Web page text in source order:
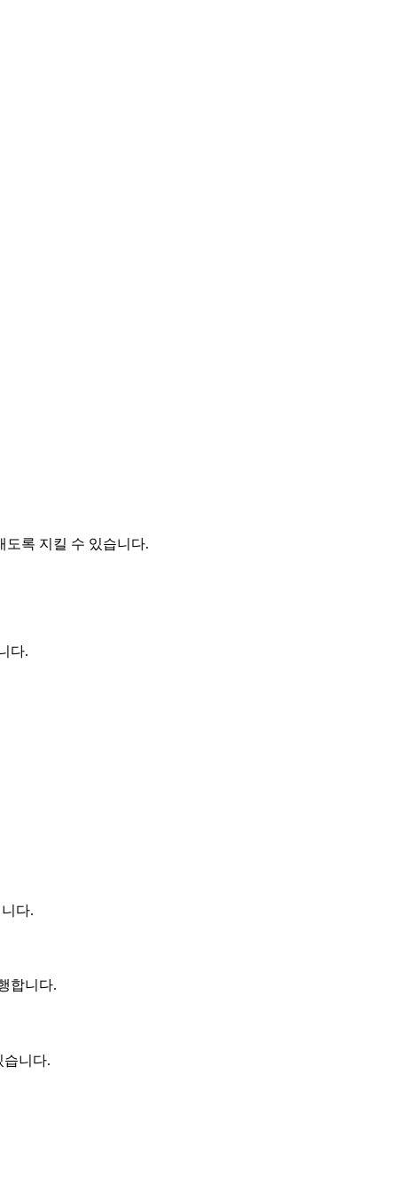
도록 지킬 수 있습니다.
다.
다.
합니다.
습니다.